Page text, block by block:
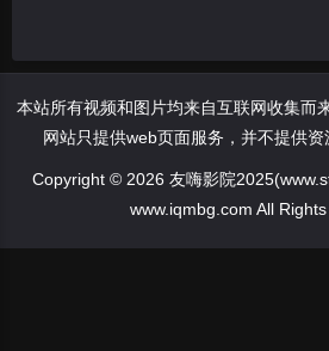
本站所有视频和图片均来自互联网收集而
网站只提供web页面服务，并不提供
Copyright © 2026 友嗨影院
www.iqmbg.com All